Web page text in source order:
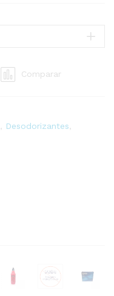
Comparar
Desodorizantes